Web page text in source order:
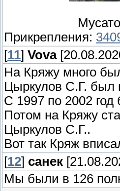
Прикрепления:
[11] Vova
На Кряжу много
Цыркулов С.Г. был
С 1997 по 2002 год
Потом на Кряжу
Цыркулов С.Г..
Вот так Кряж
[12] санек
Мы были в 126